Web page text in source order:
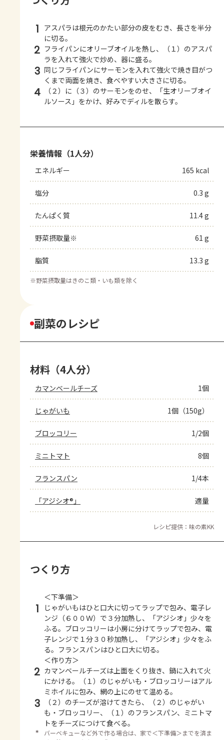
1 アスパラは根元のかたい部分の皮をむき、長さを半分
に切る。
2 フライパンにオリーブオイルを熱し、（１）のアスパ
ラを入れて強火で炒め、器に盛る。
3 同じフライパンにサーモンを入れて強火で焼き目がつ
くまで両面を焼き、食べやすい大きさに切る。
4
（２）に（３）のサーモンをのせ、「生オリーブオイ
ルソース」をかけ、好みでディルを散らす。
栄養情報（1人分）
エネルギー 165 kcal
塩分 0.3 g
たんぱく質 11.4 g
野菜摂取量※ 61 g
脂質 13.3 g
※野菜摂取量はきのこ類・いも類を除く
副菜のレシピ
材料（4人分）
カマンベールチーズ 1個
じゃがいも 1個（150g）
ブロッコリー 1/2個
ミニトマト 8個
フランスパン 1/4本
「アジシオ®」 適量
レシピ提供：味の素KK
つくり方
＜下準備＞
1
じゃがいもはひと口大に切ってラップで包み、電子レ
ンジ（６００Ｗ）で３分加熱し、「アジシオ」少々を
ふる。ブロッコリーは小房に分けてラップで包み、電
子レンジで１分３０秒加熱し、「アジシオ」少々をふ
る。フランスパンはひと口大に切る。
＜作り方＞
2 カマンベールチーズは上面をくり抜き、鍋に入れて火
にかける。（１）のじゃがいも・ブロッコリーはアル
ミホイルに包み、網の上にのせて温める。
3
（２）のチーズが溶けてきたら、（２）のじゃがい
も・ブロッコリー、（１）のフランスパン、ミニトマ
トをチーズにつけて食べる。
＊
バーベキューなど外で作る場合は、家で＜下準備＞までを済ま